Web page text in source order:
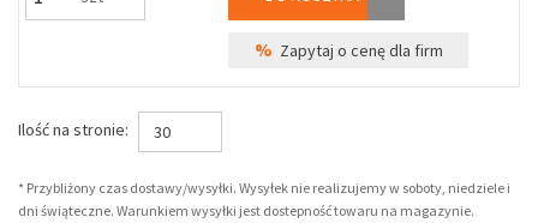
% Zapytaj o cenę dla firm
Ilość na stronie: 30
* Przybliżony czas dostawy/wysyłki. Wysyłek nie realizujemy w soboty, niedziele i
dni świąteczne. Warunkiem wysyłki jest dostepność towaru na magazynie.